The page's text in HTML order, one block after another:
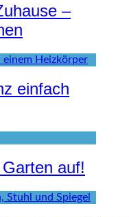
–
einfach
auf!